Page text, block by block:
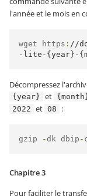
l'année et le mois en
wget https : //
-lite-{year}-
Décompressez
{year} et
2022 et 08 :
gzip -dk dbip -
Chapitre 3
Pour faciliter le